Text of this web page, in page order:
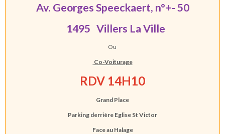
Av. Georges Speeckaert, n°+- 50
1495 Villers La Ville
Ou
Co-Voiturage
RDV 14H10
Grand Place
Parking derrière Eglise St Victor
Face au Halage